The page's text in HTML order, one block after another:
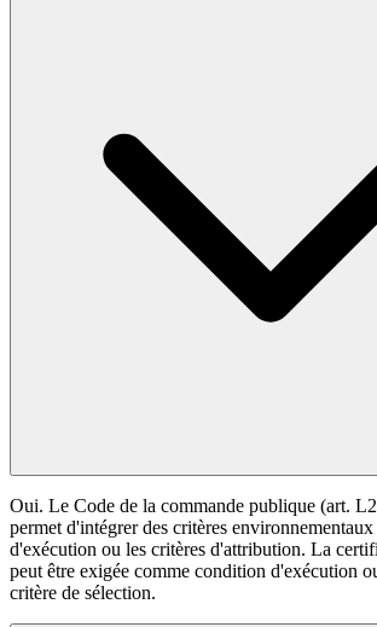
Oui. Le Code de la commande publique (art.
permet d'intégrer des critères
d'exécution ou les critères d'attribution. La
peut être exigée comme condition d'exécution
critère de sélection.